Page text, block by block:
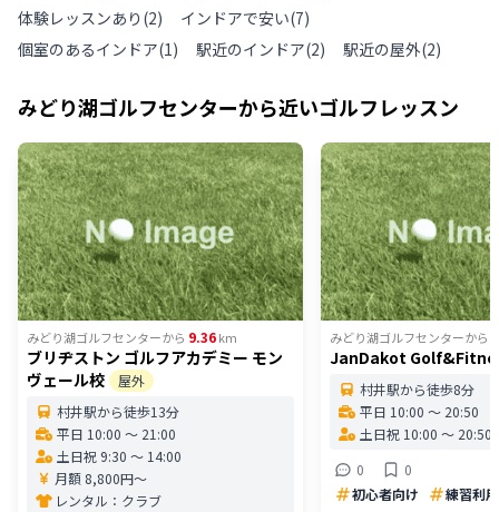
体験レッスンあり (2) インドアで安い(7)
個室のあるインドア(1) 駅近のインドア(2) 駅近の屋外(2)
みどり湖ゴルフセンターから近いゴルフレッスン
みどり湖ゴルフセンターから 9.36km
ブリヂストン ゴルフアカデミー モン
ヴェール校
屋外
村井駅から徒歩13分
平日 10:00 〜 21:00
土日祝 9:30 〜 14:00
月額 8,800円〜
レンタル： クラブ
みどり湖ゴルフセンターから
JanDakot
村井駅から徒歩8分
平日 10:00 〜 20:50
土日祝 10:00 〜 20:50
0
0
初心者向け
練習利